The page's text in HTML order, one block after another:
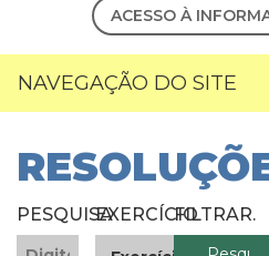
ACESSO À
NAVEGAÇÃO DO SITE
PESQUISAEXERCÍCIOFILTRAR.